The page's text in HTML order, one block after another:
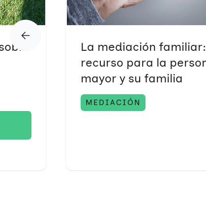
La mediación
recurso para la
mayor y su familia
MEDIACIÓN